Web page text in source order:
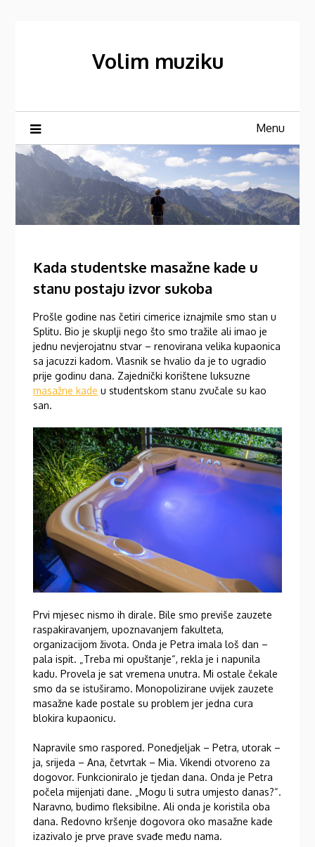
Volim muziku
Menu
Kada studentske masažne kade u
stanu postaju izvor sukoba
Prošle godine nas četiri cimerice iznajmile smo stan u
Splitu. Bio je skuplji nego što smo tražile ali imao je
jednu nevjerojatnu stvar – renovirana velika kupaonica
sa jacuzzi kadom. Vlasnik se hvalio da je to ugradio
prije godinu dana. Zajednički korištene luksuzne
masažne kade u studentskom stanu zvučale su kao
san.
Prvi mjesec nismo ih dirale. Bile smo previše zauzete
raspakiravanjem, upoznavanjem fakulteta,
organizacijom života. Onda je Petra imala loš dan –
pala ispit. „Treba mi opuštanje“, rekla je i napunila
kadu. Provela je sat vremena unutra. Mi ostale čekale
smo da se istuširamo. Monopolizirane uvijek zauzete
masažne kade postale su problem jer jedna cura
blokira kupaonicu.
Napravile smo raspored. Ponedjeljak – Petra, utorak –
ja, srijeda – Ana, četvrtak – Mia. Vikendi otvoreno za
dogovor. Funkcioniralo je tjedan dana. Onda je Petra
počela mijenjati dane. „Mogu li sutra umjesto danas?“.
Naravno, budimo fleksibilne. Ali onda je koristila oba
dana. Redovno kršenje dogovora oko masažne kade
izazivalo je prve prave svađe među nama.